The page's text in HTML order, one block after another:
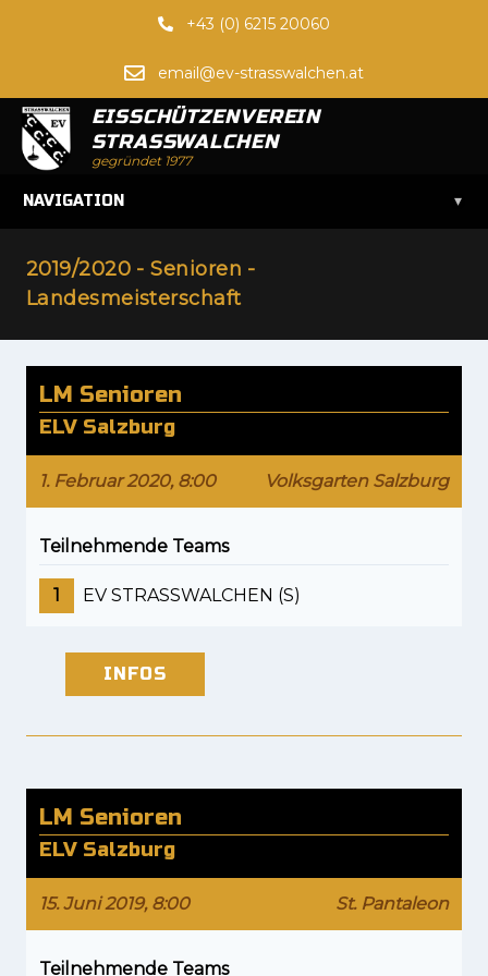
+43 (0) 6215 20060
email@ev-strasswalchen.at
EISSCHÜTZENVEREIN
STRASSWALCHEN
gegründet 1977
NAVIGATION ▾
2019/2020 - Senioren -
Landesmeisterschaft
LM Senioren
ELV Salzburg
1. Februar 2020, 8:00 Volksgarten Salzburg
Teilnehmende Teams
1 EV STRASSWALCHEN (S)
INFOS
LM Senioren
ELV Salzburg
15. Juni 2019, 8:00 St. Pantaleon
Teilnehmende Teams